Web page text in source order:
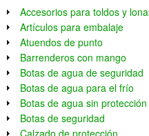
Accesorios para toldos y
Artículos para embalaje
Atuendos de punto
Barrenderos con mango
Botas de agua de seguridad
Botas de agua para el frío
Botas de agua sin protección
Botas de seguridad